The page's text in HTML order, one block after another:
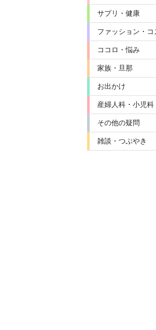
サプリ・健康
ファッション・コ
ココロ・悩み
家族・旦那
お出かけ
産婦人科・小児科
その他の疑問
雑談・つぶやき